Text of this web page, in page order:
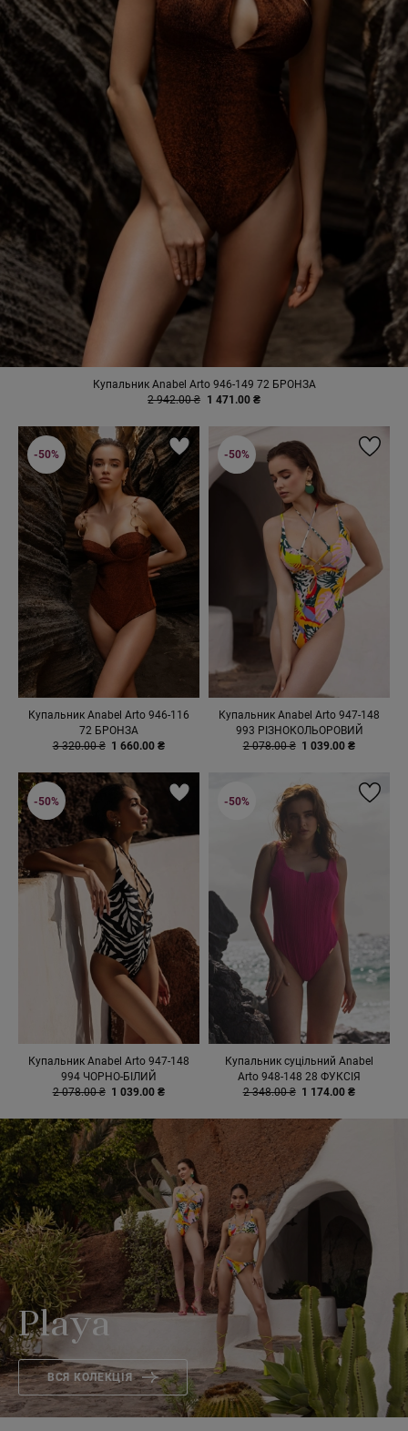
Купальник Anabel Arto 946-149 72 БРОНЗА
2 942.00 ₴ 1 471.00 ₴
Купальник Anabel Arto 946-116
72 БРОНЗА
3 320.00 ₴ 1 660.00 ₴
-50%
Купальник Anabel Arto 947-148
993 РІЗНОКОЛЬОРОВИЙ
2 078.00 ₴ 1 039.00 ₴
-50%
Купальник Anabel Arto 947-148
994 ЧОРНО-БІЛИЙ
2 078.00 ₴ 1 039.00 ₴
-50%
Купальник суцільний Anabel
Arto 948-148 28 ФУКСІЯ
2 348.00 ₴ 1 174.00 ₴
-50%
Playa
ВСЯ КОЛЕКЦІЯ